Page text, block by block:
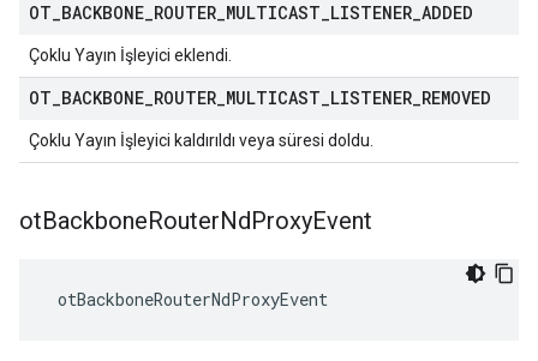
OT BACKBONE ROUTER MULTICAST LISTENER ADDED
Çoklu Yayın İşleyici eklendi.
OT BACKBONE ROUTER MULTICAST LISTENER REMOVED
Çoklu Yayın İşleyici kaldırıldı veya süresi doldu.
otBackboneRouterNdProxyEvent
otBackboneRouterNdProxyEvent